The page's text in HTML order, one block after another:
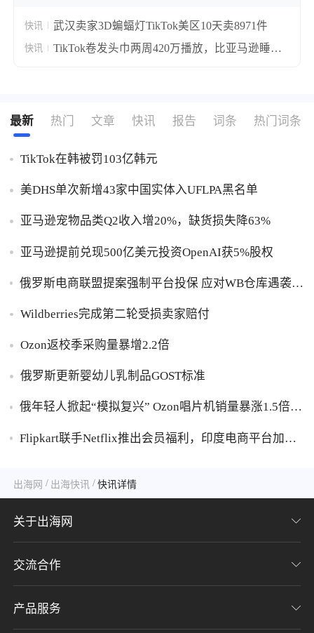
快讯 武汉卖家3D蝙蝠灯TikTok美区10天卖8971件
快讯
TikTok卷发头巾两周420万播放，比亚马逊睡帽
最新 热门 文章 快讯 报告 词条 热门词条
TikTok在韩被罚103亿韩元
美DHS单次新增43家中国实体入UFLPA黑名单
亚马逊宠物品类Q2收入增20%，缺货损失降63%
亚马逊提前兑现500亿美元投资OpenAI获5%股权
俄罗斯电商联盟提案强制平台投保 应对WB仓库遇袭卖
Wildberries完成第二轮受损卖家赔付
Ozon返校季采购量暴增2.2倍
俄罗斯更新婴幼儿乳制品GOST标准
俄年轻人掀起“模拟复兴” Ozon唱片机销量暴涨1.5倍黑
Flipkart联手Netflix推出会员福利，印度电商平台加码
出海网 / 出海快讯 / 快讯详情
关于出海网
关于我们
加入我们
交流合作
联系我们
产品服务